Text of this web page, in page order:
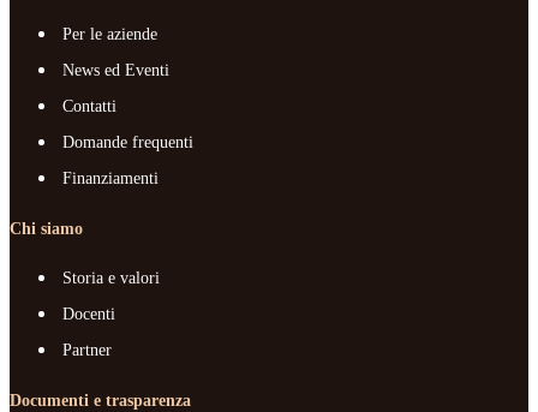
Per le aziende
News ed Eventi
Contatti
Domande frequenti
Finanziamenti
Chi siamo
Storia e valori
Docenti
Partner
Documenti e trasparenza